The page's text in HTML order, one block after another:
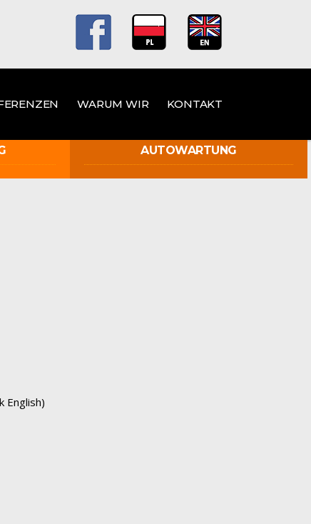
WARUM WIR KONTAKT
AUTOWARTUNG
English)